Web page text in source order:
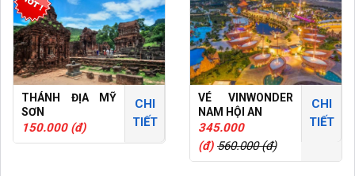
THÁNH ĐỊA MỸ
SƠN
150.000 (đ)
CHI
TIẾT
VÉ VINWONDER
NAM HỘI AN
345.000
(đ) 560.000 (đ)
CHI
TIẾT